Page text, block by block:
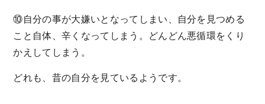
⑩自分の事が大嫌いとなってしまい、自分を見つめる
こと自体、辛くなってしまう。どんどん悪循環をくり
かえしてしまう。
どれも、昔の自分を見ているようです。